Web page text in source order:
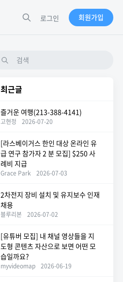
로그인 회원가입
최근글
즐거운 여행(213-388-4141)
고현정 2026-07-20
[라스베이거스 한인 대상 온라인 유
급 연구 참가자 2 분 모집] $250 사
례비 지급
Grace Park 2026-07-03
2차전지 장비 설치 및 유지보수 인재
채용
블루리본 2026-07-02
[유튜버 모집] 내 채널 영상들을 지
도형 콘텐츠 자산으로 보면 어떤 모
습일까요?
myvideomap 2026-06-19